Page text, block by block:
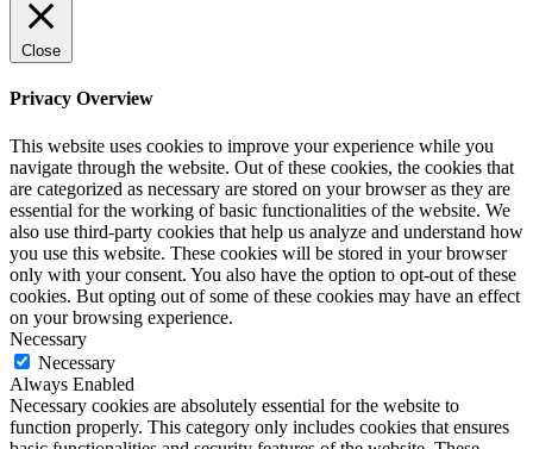
Close
Privacy Overview
This website uses cookies to improve your experience while you
navigate through the website. Out of these cookies, the cookies that
are categorized as necessary are stored on your browser as they are
essential for the working of basic functionalities of the website. We
also use third-party cookies that help us analyze and understand how
you use this website. These cookies will be stored in your browser
only with your consent. You also have the option to opt-out of these
cookies. But opting out of some of these cookies may have an effect
on your browsing experience.
Necessary
Necessary
Always Enabled
Necessary cookies are absolutely essential for the website to
function properly. This category only includes cookies that ensures